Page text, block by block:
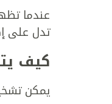
عندما
تدل على
كيف
يمكن